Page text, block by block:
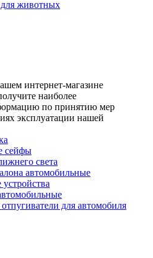
животных
интернет-магазине
наиболее
по принятию мер
эксплуатации нашей
сейфы
света
автомобильные
для автомобиля